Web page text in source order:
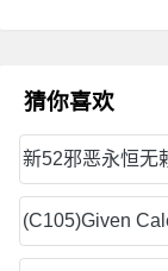
猜你喜欢
新52邪恶永恒无
(C105)Given